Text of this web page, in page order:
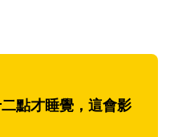
點才睡覺，這會影